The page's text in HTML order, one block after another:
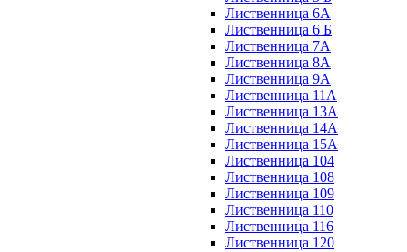
Лиственница 6А
Лиственница 6 Б
Лиственница 7А
Лиственница 8А
Лиственница 9А
Лиственница 11А
Лиственница 13А
Лиственница 14А
Лиственница 15А
Лиственница 104
Лиственница 108
Лиственница 109
Лиственница 110
Лиственница 116
Лиственница 120